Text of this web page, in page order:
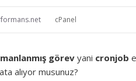
cPanel
görevyani cronjob
alıyor musunuz?